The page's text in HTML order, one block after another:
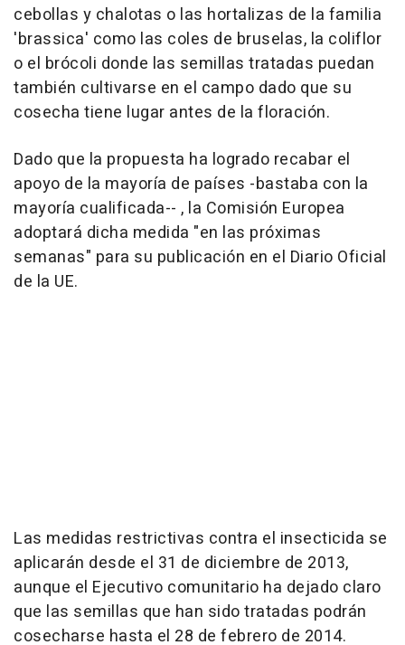
cebollas y chalotas o las hortalizas de la familia
'brassica' como las coles de bruselas, la coliflor
o el brócoli donde las semillas tratadas puedan
también cultivarse en el campo dado que su
cosecha tiene lugar antes de la floración.
Dado que la propuesta ha logrado recabar el
apoyo de la mayoría de países -bastaba con la
mayoría cualificada-- , la Comisión Europea
adoptará dicha medida "en las próximas
semanas" para su publicación en el Diario Oficial
de la UE.
Las medidas restrictivas contra el insecticida se
aplicarán desde el 31 de diciembre de 2013,
aunque el Ejecutivo comunitario ha dejado claro
que las semillas que han sido tratadas podrán
cosecharse hasta el 28 de febrero de 2014.